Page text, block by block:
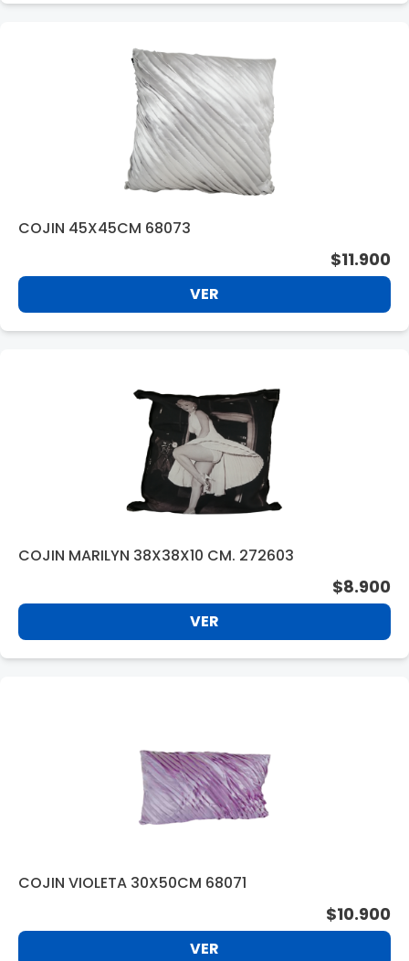
COJIN 45X45CM 68073
$11.900
VER
COJIN MARILYN 38X38X10 CM. 272603
$8.900
VER
COJIN VIOLETA 30X50CM 68071
$10.900
VER